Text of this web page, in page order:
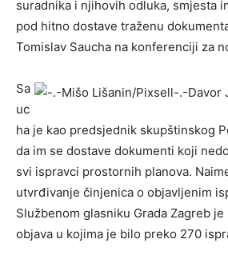
suradnika i njihovih odluka, smjesta
pod hitno dostave traženu
Tomislav Saucha na konferenciji za
Sa
uc
ha je kao predsjednik skupštinskog
da im se dostave dokumenti koji
svi ispravci prostornih planova.
utvrđivanje činjenica o objavljenim
Službenom glasniku Grada Zagreb
objava u kojima je bilo preko 270